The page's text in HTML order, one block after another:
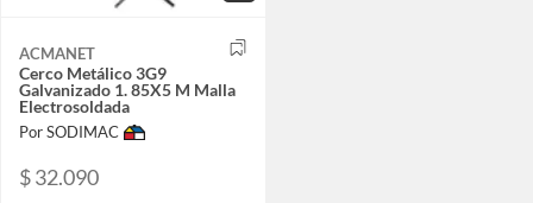
ACMANET
Cerco Metálico 3G9
Galvanizado 1. 85X5 M Malla
Electrosoldada
Por SODIMAC
$ 32.090